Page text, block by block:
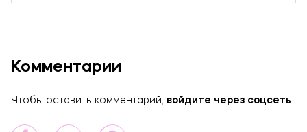
Комментарии
Чтобы оставить комментарий, войдите через соцсеть